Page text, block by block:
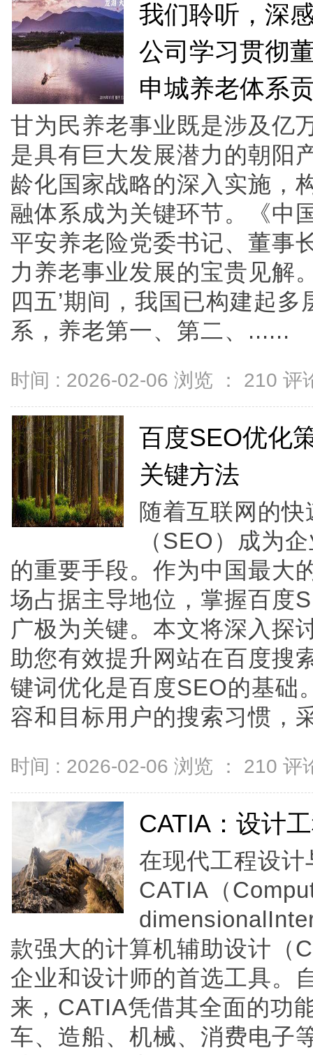
我们聆听，深
公司学习贯彻
申城养老体系
甘为民养老事业既是涉及亿
是具有巨大发展潜力的朝阳
龄化国家战略的深入实施，
融体系成为关键环节。《中
平安养老险党委书记、董事
力养老事业发展的宝贵见解
四五’期间，我国已构建起
系，养老第一、第二、......
时间 : 2026-02-06 浏览 ： 210 评
百度SEO优化
关键方法
随着互联网的
（SEO）成为
的重要手段。作为中国最大
场占据主导地位，掌握百度
广极为关键。本文将深入探
助您有效提升网站在百度搜
键词优化是百度SEO的基础
容和目标用户的搜索习惯，
时间 : 2026-02-06 浏览 ： 210 评
CATIA：设计
在现代工程设
CATIA（
款强大的计算机辅助设计（
企业和设计师的首选工具。
来，CATIA凭借其全面的功
车、造船、机械、消费电子